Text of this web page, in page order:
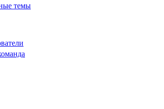
темы